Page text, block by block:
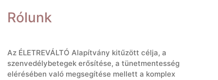
Rólunk
Az ÉLETREVÁLTÓ Alapítvány kitűzött célja, a
szenvedélybetegek erősítése, a tünetmentesség
elérésében való megsegítése mellett a komplex